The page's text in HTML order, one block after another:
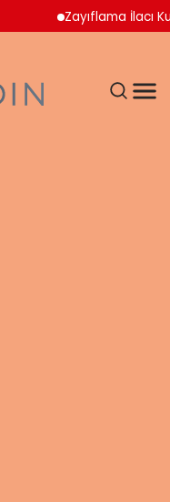
Zayıflama İlacı